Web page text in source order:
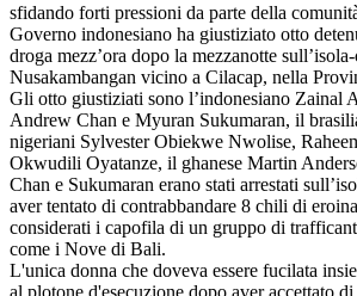
sfidando forti pressioni da parte della
Governo indonesiano ha giustiziato otto
droga mezz’ora dopo la mezzanotte
Nusakambangan vicino a Cilacap, nella
Gli otto giustiziati sono l’indonesiano Zainal
Andrew Chan e Myuran Sukumaran, il
nigeriani Sylvester Obiekwe Nwolise,
Okwudili Oyatanze, il ghanese Martin
Chan e Sukumaran erano stati arrestati
aver tentato di contrabbandare 8 chili di
considerati i capofila di un gruppo di
come i Nove di Bali.
L'unica donna che doveva essere fucilata
al plotone d'esecuzione dopo aver accettato